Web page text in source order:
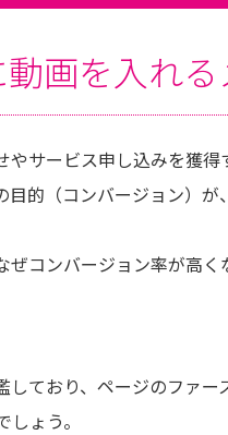
画を入れる
サービス申し込みを獲
的（コンバージョン）
コンバージョン率が高く
ており、ページのファ
ょう。